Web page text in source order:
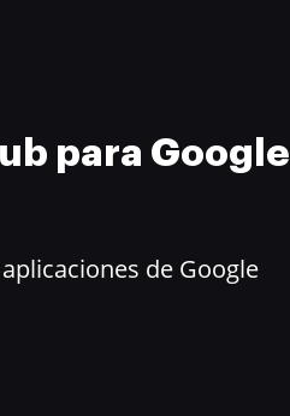
para Google
de Google